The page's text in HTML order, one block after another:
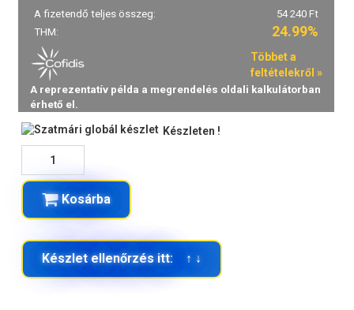
Készleten !
Kosárba
Készlet ellenőrzés itt: ↑ ↓